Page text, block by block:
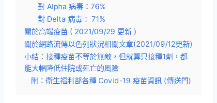
對 Alpha 病毒：76%
對 Delta 病毒： 71%
關於高端疫苗 ( 2021/09/29 更新 )
關於網路流傳以色列狀況相關文章(2021/09/12更新)
小結：接種疫苗不等於無敵，但就算只接種1劑，都
能大幅降低住院或死亡的風險
附：衛生福利部各種 Covid-19 疫苗資訊 (傳送門)